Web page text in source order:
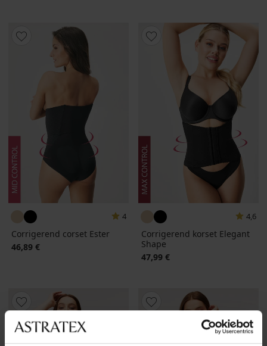
4
Corrigerend corset Ester
46,89 €
4,6
Corrigerend korset Elegant
Shape
47,99 €